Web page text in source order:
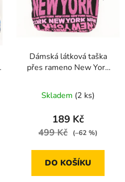
Dámská látková taška
přes rameno New York
Skladem (2 ks)
189 Kč
499 Kč (–62 %)
DO KOŠÍKU